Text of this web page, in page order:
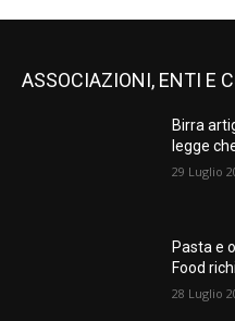
ASSOCIAZIONI, ENTI E
Birra
legge
29 Luglio
Pasta e
Food
28 Luglio